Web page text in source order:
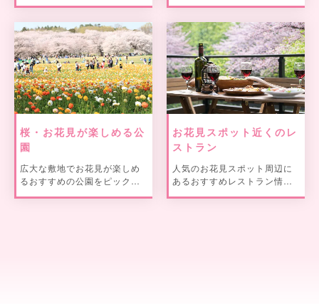
桜・お花見が楽しめる公
園
広大な敷地でお花見が楽しめ
るおすすめの公園をピックア
お花見スポット近くのレ
ストラン
人気のお花見スポット周辺に
あるおすすめレストラン情報